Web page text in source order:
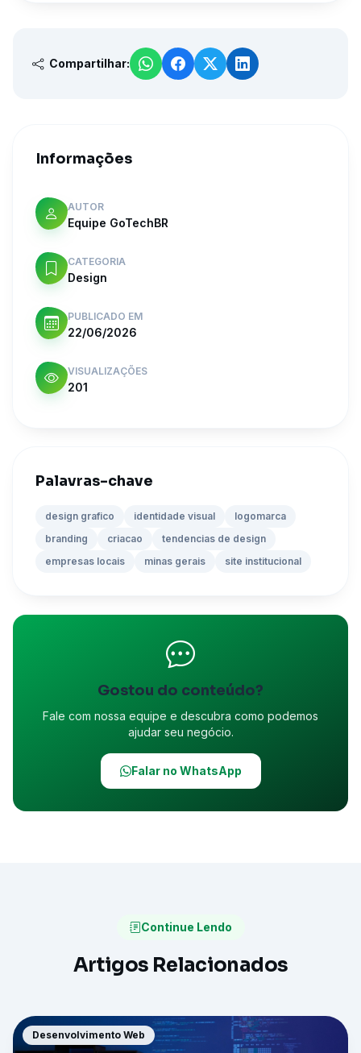
Compartilhar:
Informações
AUTOR
Equipe GoTechBR
CATEGORIA
Design
PUBLICADO EM
22/06/2026
VISUALIZAÇÕES
201
Palavras-chave
design grafico identidade visual
logomarca
branding
criacao
tendencias de design
empresas locais
minas gerais site institucional
Gostou do conteúdo?
Fale com nossa equipe e descubra como podemos
ajudar seu negócio.
Falar no WhatsApp
Continue Lendo
Artigos Relacionados
Desenvolvimento Web